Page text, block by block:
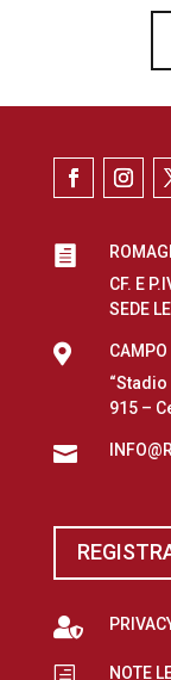

CF. E
SEDE

CAMPO
915 –


NOTE